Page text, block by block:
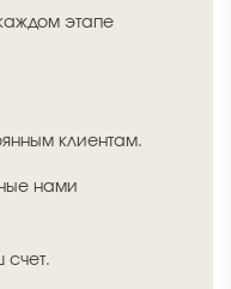
этапе
клиентам.
нами
счет.